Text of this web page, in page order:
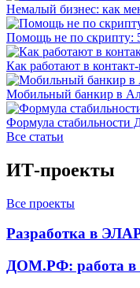
Немалый бизнес: как
Помощь не по скрипту:
Как работают в
Мобильный банкир в
Формула стабильности
Все статьи
ИТ-проекты
Все проекты
Разработка в
ДОМ.РФ: работа в